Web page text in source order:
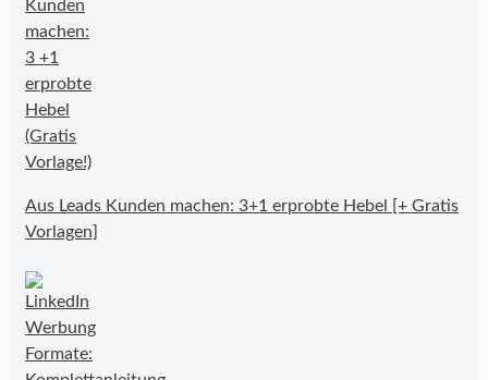
Aus Leads Kunden machen: 3+1 erprobte Hebel [+ Gratis
Vorlagen]